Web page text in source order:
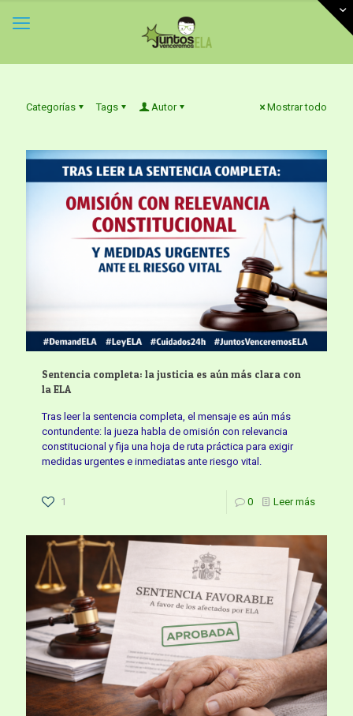
Categorías Tags Autor Mostrar todo
Sentencia completa: la justicia es aún más clara con
la ELA
Tras leer la sentencia completa, el mensaje es aún más
contundente: la jueza habla de omisión con relevancia
constitucional y fija una hoja de ruta práctica para exigir
medidas urgentes e inmediatas ante riesgo vital.
1 0 Leer más